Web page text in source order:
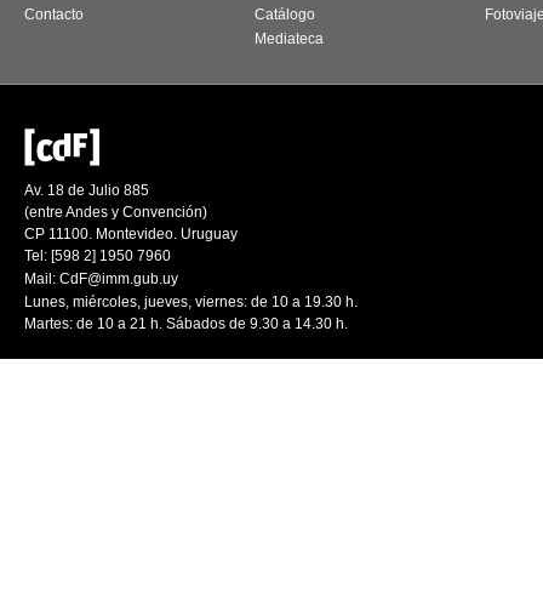
Contacto
Catálogo
Mediateca
Av. 18 de Julio 885
(entre Andes y Convención)
CP 11100. Montevideo. Uruguay
Tel: [598 2] 1950 7960
Mail: CdF@imm.gub.uy
Lunes, miércoles, jueves, viernes: de 10 a 19.30 h.
Martes: de 10 a 21 h. Sábados de 9.30 a 14.30 h.